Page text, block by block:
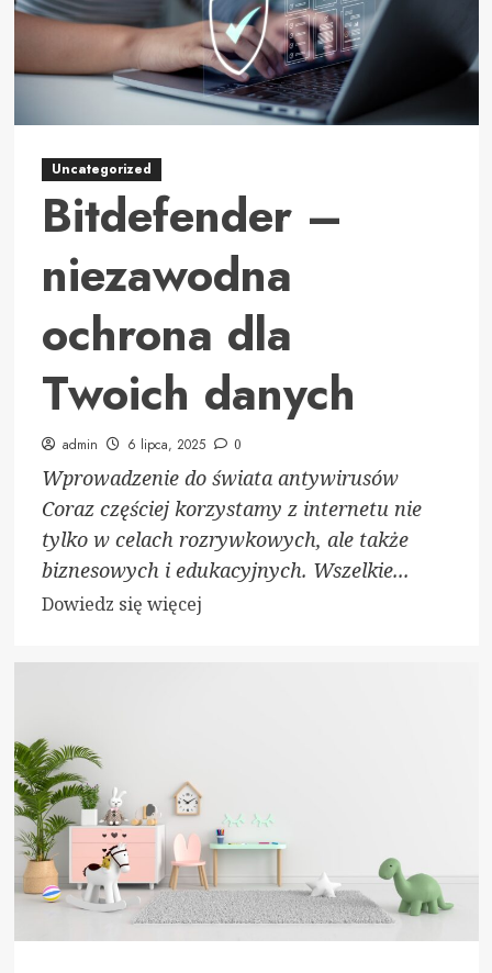
Uncategorized
Bitdefender –
niezawodna
ochrona dla
Twoich danych
admin 6 lipca, 2025 0
Wprowadzenie do świata antywirusów
Coraz częściej korzystamy z internetu nie
tylko w celach rozrywkowych, ale także
biznesowych i edukacyjnych. Wszelkie...
Dowiedz się więcejDowiedz
ochrona
dla
Twoich
danych